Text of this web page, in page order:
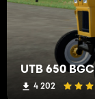
UTB 650 BGC
4 202